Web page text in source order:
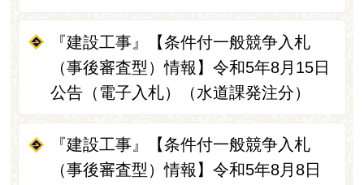
『建設工事』【条件付一般競争入札
（事後審査型）情報】令和5年8月15日
公告（電子入札）（水道課発注分）
『建設工事』【条件付一般競争入札
（事後審査型）情報】令和5年8月8日